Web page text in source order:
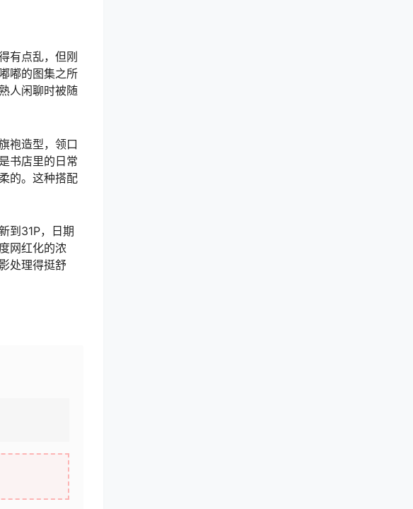
有点乱，但刚
嘟的图集之所
人闲聊时被随
袍造型，领口
书店里的日常
的。这种搭配
到31P，日期
网红化的浓
处理得挺舒